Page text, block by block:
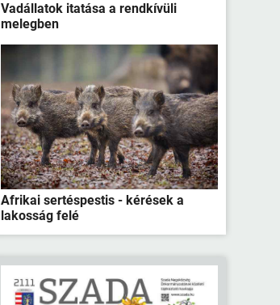
Vadállatok itatása a rendkívüli
melegben
Afrikai sertéspestis - kérések a
lakosság felé